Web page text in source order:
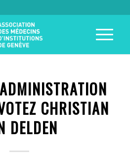
CHRISTIAN
DELDEN